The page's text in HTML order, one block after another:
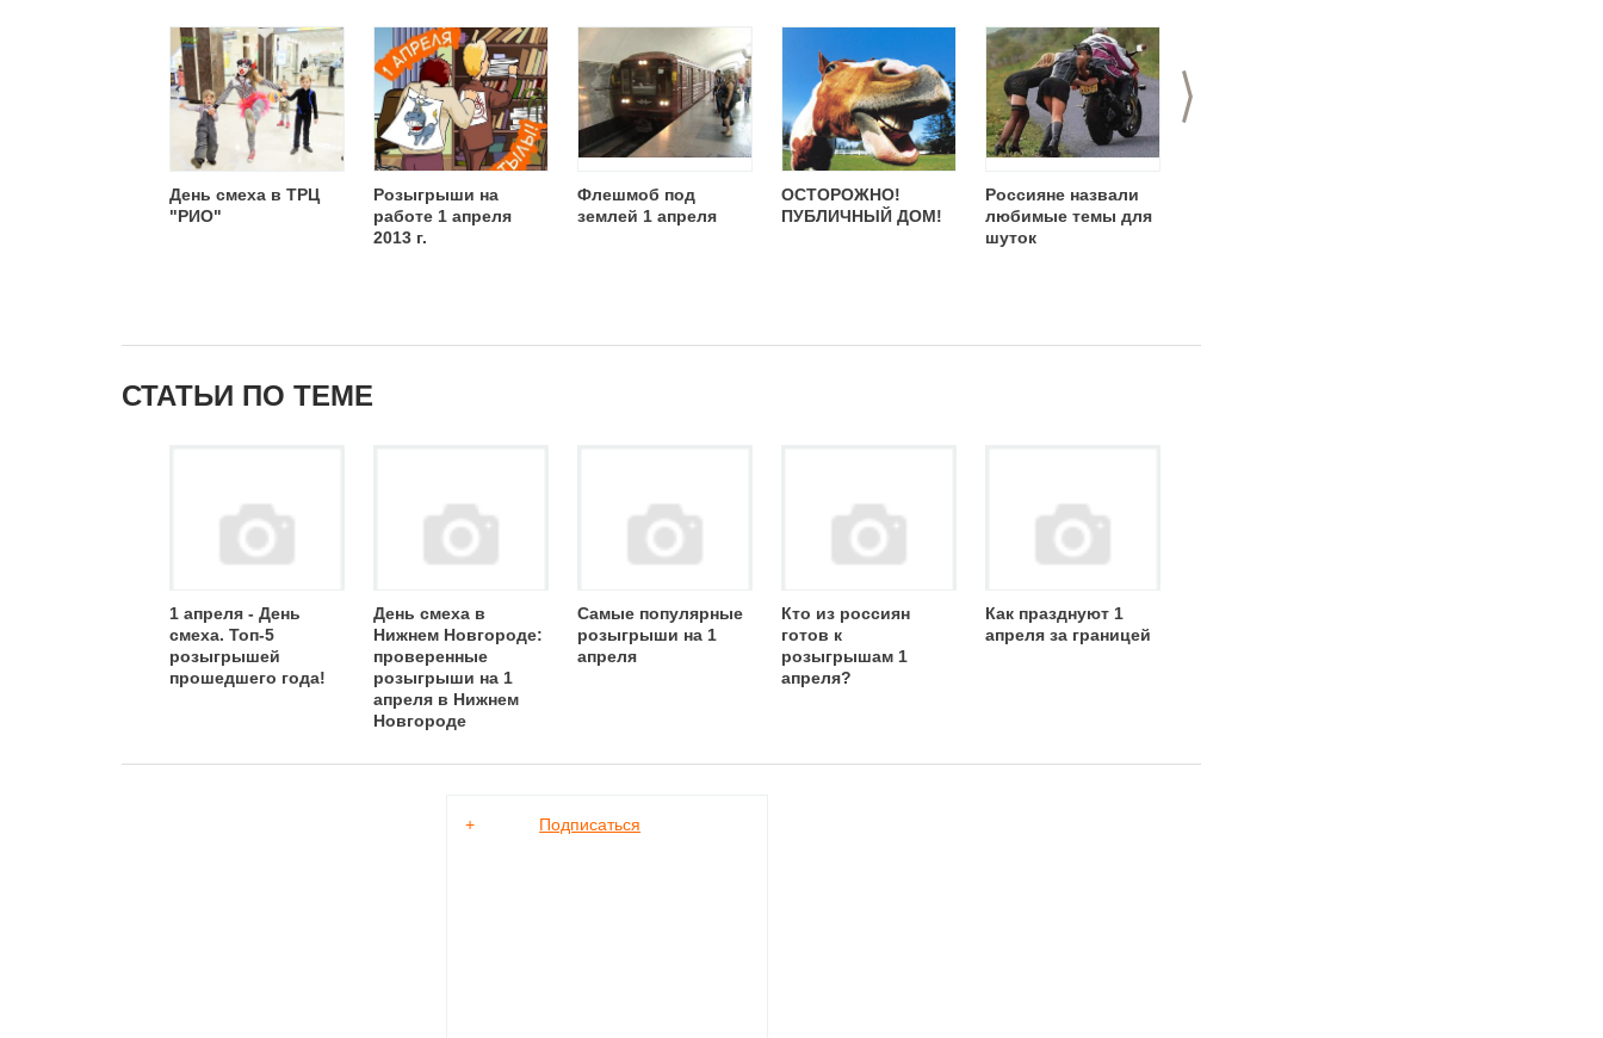
>
День смеха в ТРЦ
"РИО"
Розыгрыши на
работе 1 апреля
2013 г.
Флешмоб под
землей 1 апреля
ОСТОРОЖНО!
ПУБЛИЧНЫЙ ДОМ!
Россияне назвали
любимые темы для
шуток
СТАТЬИ ПО ТЕМЕ
1 апреля - День
смеха. Топ-5
розыгрышей
прошедшего года!
День смеха в
Нижнем Новгороде:
проверенные
розыгрыши на 1
апреля в Нижнем
Новгороде
Самые популярные
розыгрыши на 1
апреля
Кто из россиян
готов к
розыгрышам 1
апреля?
Как празднуют 1
апреля за границей
+ Подписаться